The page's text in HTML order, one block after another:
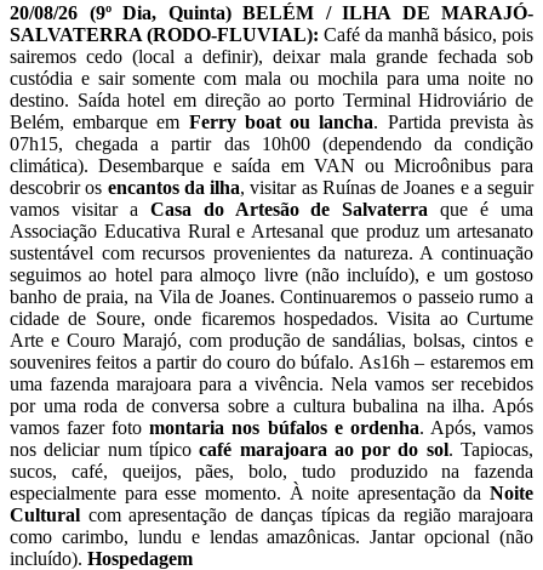
20/08/26 (9º Dia, Quinta) BELÉM / ILHA DE MARAJÓ-
SALVATERRA (RODO-FLUVIAL): Café da manhã básico, pois
sairemos cedo (local a definir), deixar mala grande fechada sob
custódia e sair somente com mala ou mochila para uma noite no
destino. Saída hotel em direção ao porto Terminal Hidroviário de
Belém, embarque em Ferry boat ou lancha. Partida prevista às
07h15, chegada a partir das 10h00 (dependendo da condição
climática). Desembarque e saída em VAN ou Microônibus para
descobrir os encantos da ilha, visitar as Ruínas de Joanes e a seguir
vamos visitar a Casa do Artesão de Salvaterra que é uma
Associação Educativa Rural e Artesanal que produz um artesanato
sustentável com recursos provenientes da natureza. A continuação
seguimos ao hotel para almoço livre (não incluído), e um gostoso
banho de praia, na Vila de Joanes. Continuaremos o passeio rumo a
cidade de Soure, onde ficaremos hospedados. Visita ao Curtume
Arte e Couro Marajó, com produção de sandálias, bolsas, cintos e
souvenires feitos a partir do couro do búfalo. As16h – estaremos em
uma fazenda marajoara para a vivência. Nela vamos ser recebidos
por uma roda de conversa sobre a cultura bubalina na ilha. Após
vamos fazer fotomontaria nos búfalos e ordenha. Após, vamos
nos deliciar num típicocafé marajoara ao por do sol. Tapiocas,
sucos, café, queijos, pães, bolo, tudo produzido na fazenda
especialmente para esse momento. À noite apresentação da Noite
Cultural com apresentação de danças típicas da região marajoara
como carimbo, lundu e lendas amazônicas. Jantar opcional (não
incluído). Hospedagem